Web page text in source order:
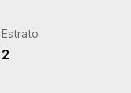
Estrato
2